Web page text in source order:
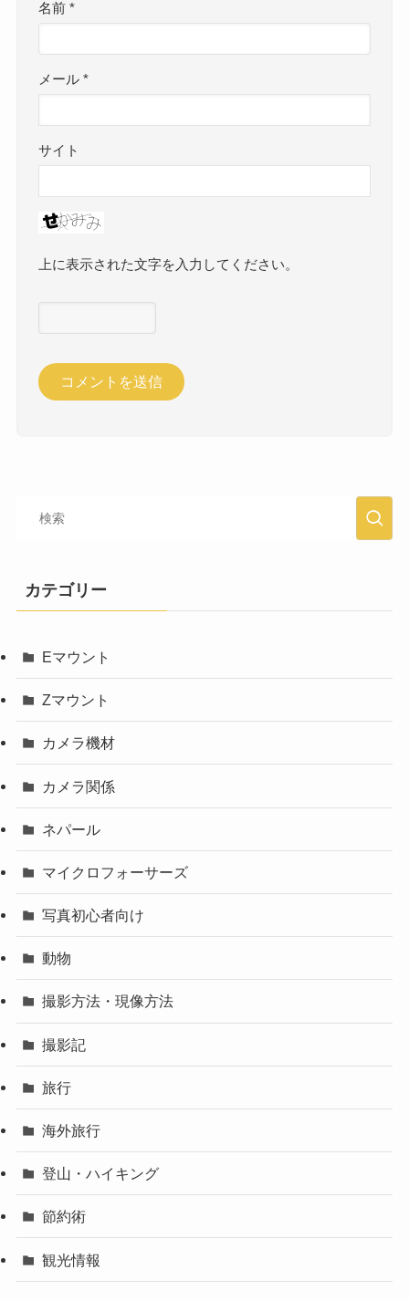
名前*
メール*
サイト
上に表示された文字を入力してください。
カテゴリー
Eマウント
Zマウント
カメラ機材
カメラ関係
ネパール
マイクロフォーサーズ
写真初心者向け
動物
撮影方法・現像方法
撮影記
旅行
海外旅行
登山・ハイキング
節約術
観光情報